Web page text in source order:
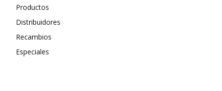
Productos
Distribuidores
Recambios
Especiales